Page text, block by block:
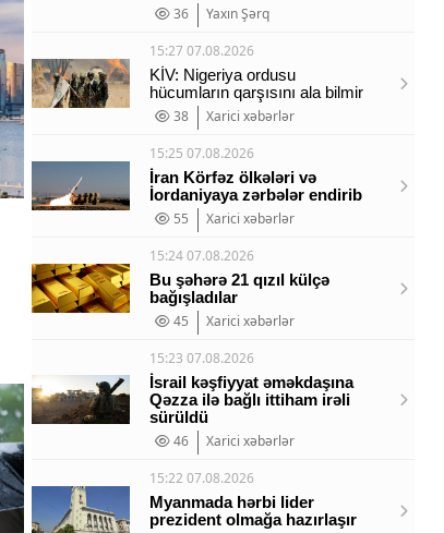
36
Yaxın Şərq
15:27 07.08.2026
KİV: Nigeriya ordusu
hücumların qarşısını ala bilmir
38
Xarici xəbərlər
15:25 07.08.2026
İran Körfəz ölkələri və
İordaniyaya zərbələr endirib
55
Xarici xəbərlər
15:24 07.08.2026
Bu şəhərə 21 qızıl külçə
bağışladılar
45
Xarici xəbərlər
15:23 07.08.2026
İsrail kəşfiyyat əməkdaşına
Qəzza ilə bağlı ittiham irəli
sürüldü
46
Xarici xəbərlər
15:22 07.08.2026
Myanmada hərbi lider
prezident olmağa hazırlaşır